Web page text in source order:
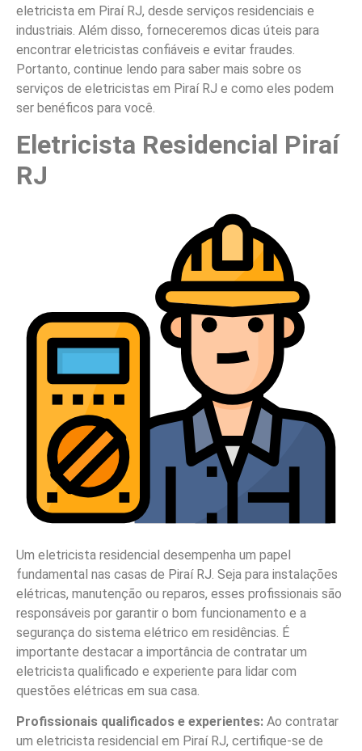
eletricista em Piraí RJ, desde serviços residenciais e
industriais. Além disso, forneceremos dicas úteis para
encontrar eletricistas confiáveis e evitar fraudes.
Portanto, continue lendo para saber mais sobre os
serviços de eletricistas em Piraí RJ e como eles podem
ser benéficos para você.
Eletricista Residencial Piraí
RJ
Um eletricista residencial desempenha um papel
fundamental nas casas de Piraí RJ. Seja para instalações
elétricas, manutenção ou reparos, esses profissionais são
responsáveis por garantir o bom funcionamento e a
segurança do sistema elétrico em residências. É
importante destacar a importância de contratar um
eletricista qualificado e experiente para lidar com
questões elétricas em sua casa.
Profissionais qualificados e experientes: Ao contratar
um eletricista residencial em Piraí RJ, certifique-se de